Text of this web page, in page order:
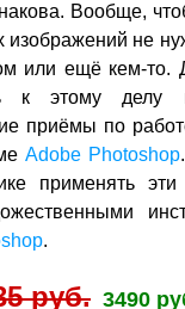
Вообще,
изображений не
или ещё кем-то.
к этому делу
приёмы по
Adobe Photoshop
применять
.
руб. 3490